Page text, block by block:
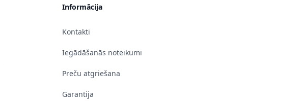
Informācija
Kontakti
Iegādāšanās noteikumi
Preču atgriešana
Garantija